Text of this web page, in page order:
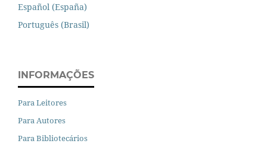
Español (España)
Português (Brasil)
INFORMAÇÕES
Para Leitores
Para Autores
Para Bibliotecários